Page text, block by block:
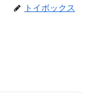
トイボックス